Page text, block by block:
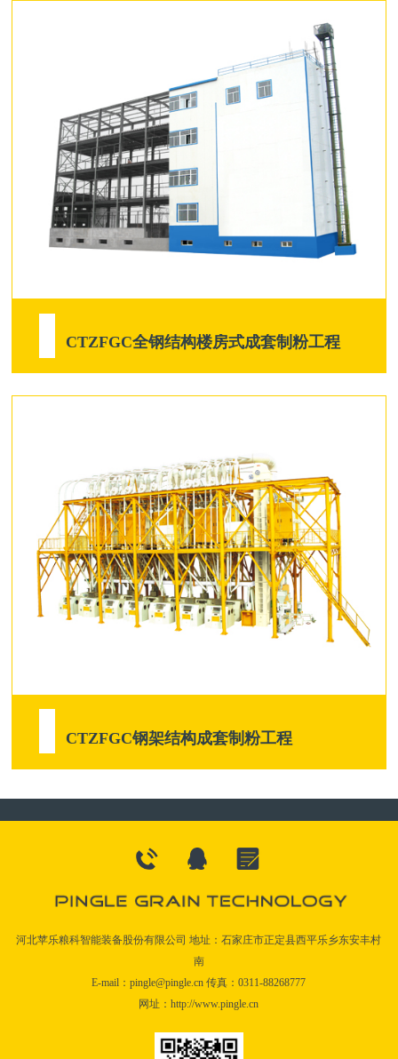
CTZFGC全钢结构楼房式成套制粉工程
CTZFGC钢架结构成套制粉工程
河北苹乐粮科智能装备股份有限公司 地址：石家庄市正定县西平乐乡东安丰村
南
E-mail：pingle@pingle.cn 传真：0311-88268777
网址：http://www.pingle.cn